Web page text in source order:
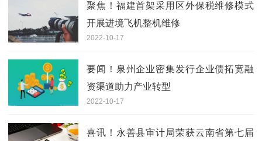
聚焦！福建首架采用区外保税维修模式
开展进境飞机整机维修
2022-10-17
要闻！泉州企业密集发行企业债拓宽融
资渠道助力产业转型
2022-10-17
喜讯！永善县审计局荣获云南省第七届